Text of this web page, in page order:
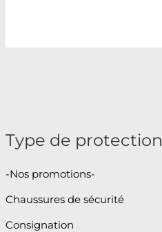
Type de protection
-Nos promotions-
Chaussures de sécurité
Consignation